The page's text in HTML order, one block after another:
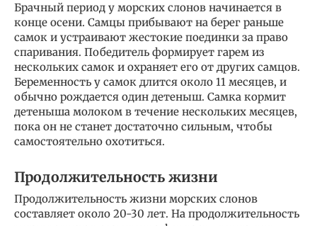
Брачный период у морских слонов начинается в
конце осени. Самцы прибывают на берег раньше
самок и устраивают жестокие поединки за право
спаривания. Победитель формирует гарем из
нескольких самок и охраняет его от других самцов.
Беременность у самок длится около 11 месяцев, и
обычно рождается один детеныш. Самка кормит
детеныша молоком в течение нескольких месяцев,
пока он не станет достаточно сильным, чтобы
самостоятельно охотиться.
Продолжительность жизни
Продолжительность жизни морских слонов
составляет около 20-30 лет. На продолжительность